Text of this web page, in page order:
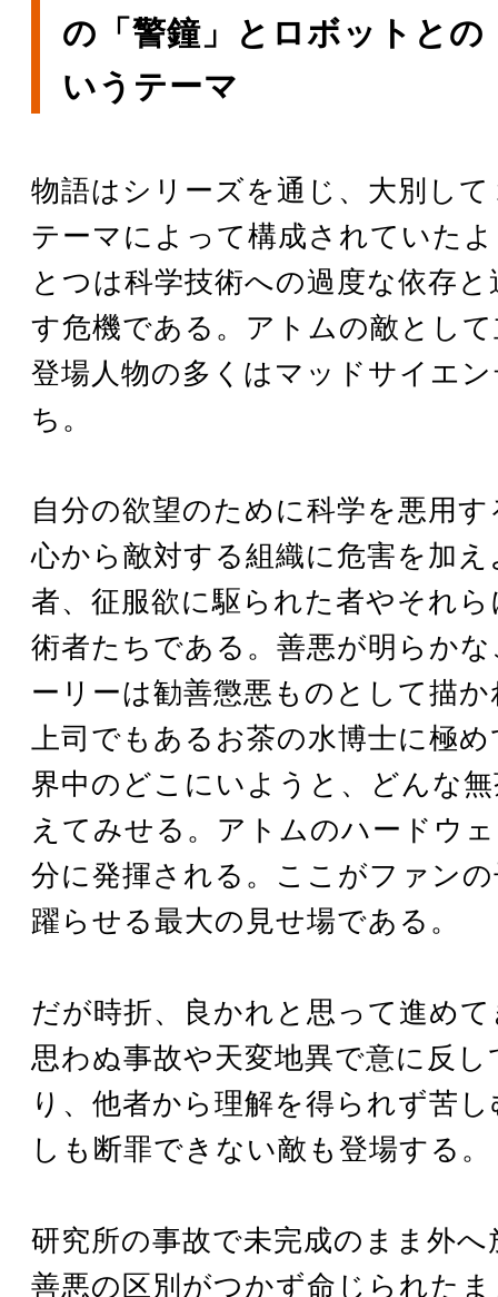
の「警鐘」とロボットとの
いうテーマ
物語はシリーズを通じ、大別し
テーマによって構成されていた
とつは科学技術への過度な依存
す危機である。アトムの敵とし
登場人物の多くはマッドサイエ
ち。
自分の欲望のために科学を悪用
心から敵対する組織に危害を加
者、征服欲に駆られた者やそれ
術者たちである。善悪が明らか
ーリーは勧善懲悪ものとして描
上司でもあるお茶の水博士に極
界中のどこにいようと、どんな
えてみせる。アトムのハードウ
分に発揮される。ここがファン
躍らせる最大の見せ場である。
だが時折、良かれと思って進め
思わぬ事故や天変地異で意に反
り、他者から理解を得られず苦
しも断罪できない敵も登場する。
研究所の事故で未完成のまま外
善悪の区別がつかず命じられた